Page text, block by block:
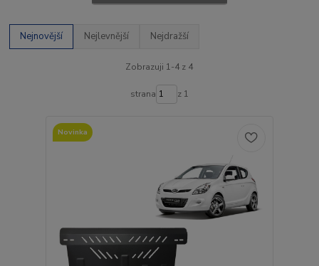
Nejnovější Nejlevnější Nejdražší
Zobrazuji 1-4 z 4
strana z 1
Novinka